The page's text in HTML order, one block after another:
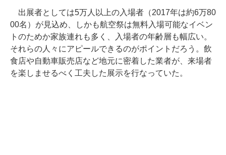
出展者としては5万人以上の入場者（2017年は約6万80
00名）が見込め、しかも航空祭は無料入場可能なイベン
トのためか家族連れも多く、入場者の年齢層も幅広い。
それらの人々にアピールできるのがポイントだろう。飲
食店や自動車販売店など地元に密着した業者が、来場者
を楽しませるべく工夫した展示を行なっていた。